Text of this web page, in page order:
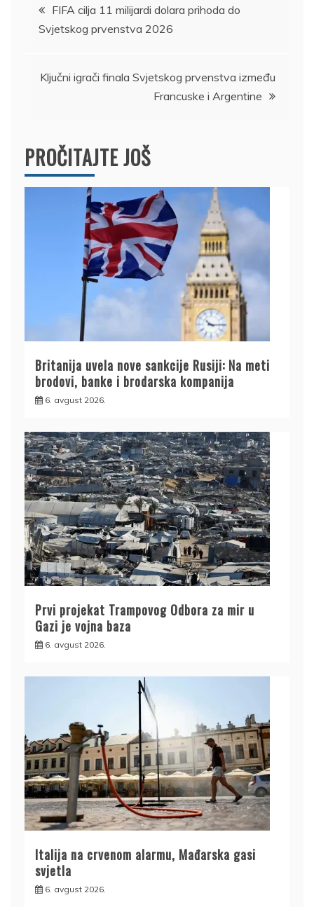
članka
FIFA cilja 11 milijardi dolara prihoda do
Svjetskog prvenstva 2026
Ključni igrači finala Svjetskog prvenstva između
Francuske i Argentine
PROČITAJTE JOŠ
Britanija uvela nove sankcije Rusiji: Na meti
brodovi, banke i brodarska kompanija
6. avgust 2026.
Prvi projekat Trampovog Odbora za mir u
Gazi je vojna baza
6. avgust 2026.
Italija na crvenom alarmu, Mađarska gasi
svjetla
6. avgust 2026.